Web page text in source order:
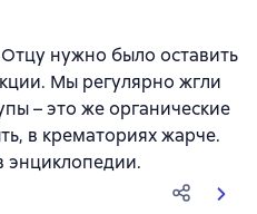
нужно было оставить
Мы регулярно жгли
– это же органические
в крематориях жарче.